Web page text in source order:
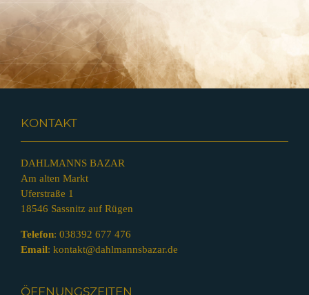
KONTAKT
DAHLMANNS BAZAR
Am alten Markt
Uferstraße 1
18546 Sassnitz auf Rügen
Telefon: 038392 677 476
Email: kontakt@dahlmannsbazar.de
ÖFFNUNGSZEITEN